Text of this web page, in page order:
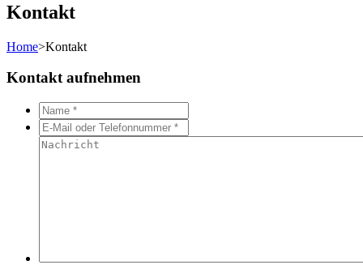
Kontakt
Home>Kontakt
Kontakt aufnehmen
Name
**
E-
Mail
Nachricht